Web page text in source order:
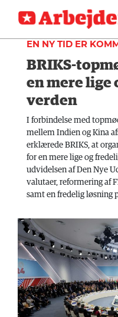
SEKTIONER
ARBEJDEREN
MENER
FAGLIGT
INDLAND
UDLAND
KULTUR
KALENDER
BLOGS
DEBAT
LÆSER
TIL
LÆSER
SOUNDCLOUD
ABONNER
LOG IND
EN NY TID ER
BRIKS-
en mere lige
verden
I forbindelse med
mellem Indien og Kina
erklærede BRIKS, at
for en mere lige og
udvidelsen af Den Nye
valutaer, reformering af
samt en fredelig løsning